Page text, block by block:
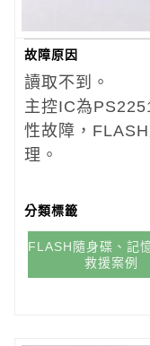
故障原因
讀取不到。
主控IC為
性故障，
理。
分類標籤
FLASH隨身碟、記
救援案例